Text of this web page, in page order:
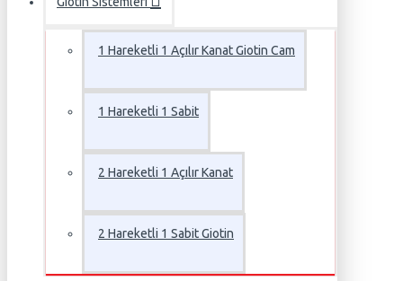
1 Hareketli 1 Açılır Kanat Giotin Cam
1 Hareketli 1 Sabit
2 Hareketli 1 Açılır Kanat
2 Hareketli 1 Sabit Giotin